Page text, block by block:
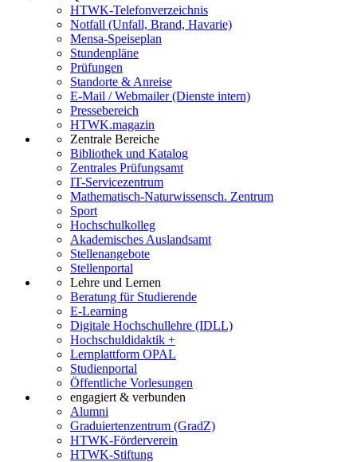
HTWK-Telefonverzeichnis
Notfall (Unfall, Brand, Havarie)
Mensa-Speiseplan
Stundenpläne
Prüfungen
Standorte & Anreise
E-Mail / Webmailer (Dienste intern)
Pressebereich
HTWK.magazin
Zentrale Bereiche
Bibliothek und Katalog
Zentrales Prüfungsamt
IT-Servicezentrum
Mathematisch-Naturwissensch. Zentrum
Sport
Hochschulkolleg
Akademisches Auslandsamt
Stellenangebote
Stellenportal
Lehre und Lernen
Beratung für Studierende
E-Learning
Digitale Hochschullehre (IDLL)
Hochschuldidaktik +
Lernplattform OPAL
Studienportal
Öffentliche Vorlesungen
engagiert & verbunden
Alumni
Graduiertenzentrum (GradZ)
HTWK-Förderverein
HTWK-Stiftung